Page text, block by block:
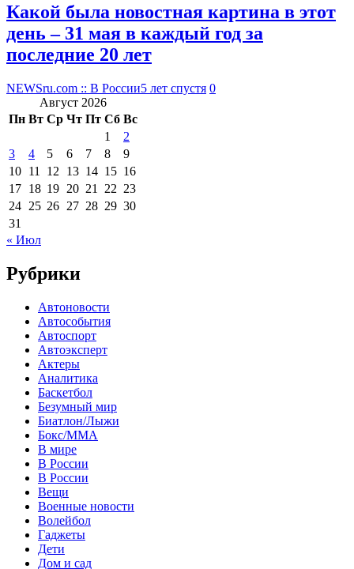
Какой была новостная картина в этот
день – 31 мая в каждый год за
последние 20 лет
NEWSru.com :: В России5 лет спустя 0
Август 2026
Пн Вт Ср Чт Пт Сб Вс
1
2
3
4 5 6 7 8
9
10 11 12 13 14 15 16
17 18 19 20 21 22 23
24 25 26 27 28 29 30
31
« Июл
Рубрики
Автоновости
Автособытия
Автоспорт
Автоэксперт
Актеры
Аналитика
Баскетбол
Безумный мир
Биатлон/Лыжи
Бокс/MMA
В мире
В России
В России
Вещи
Военные новости
Волейбол
Гаджеты
Дети
Дом и сад